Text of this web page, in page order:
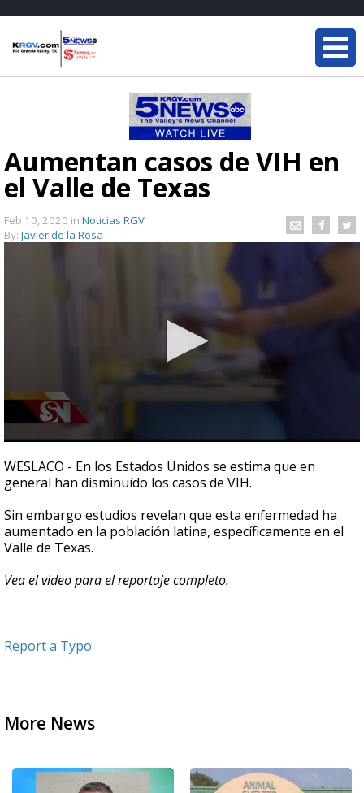
Aumentan casos de VIH en
el Valle de Texas
Feb 10, 2020 in Noticias RGV
By: Javier de la Rosa
seconds
of
3
48
seconds
WESLACO - En los Estados Unidos se estima que en
general han disminuído los casos de VIH.
Sin embargo estudios revelan que esta enfermedad ha
aumentado en la población latina, específicamente en el
Valle de Texas.
Vea el video para el reportaje completo.
Report a Typo
More News